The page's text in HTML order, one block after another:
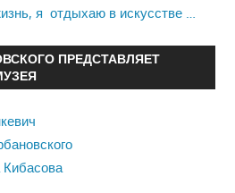
я отдыхаю в искусстве …
ПРЕДСТАВЛЯЕТ